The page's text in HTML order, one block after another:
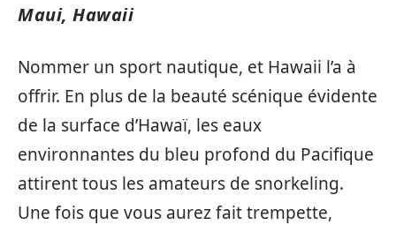
Maui, Hawaii
Nommer un sport nautique, et Hawaii l’a à
offrir. En plus de la beauté scénique évidente
de la surface d’Hawaï, les eaux
environnantes du bleu profond du Pacifique
attirent tous les amateurs de snorkeling.
Une fois que vous aurez fait trempette,